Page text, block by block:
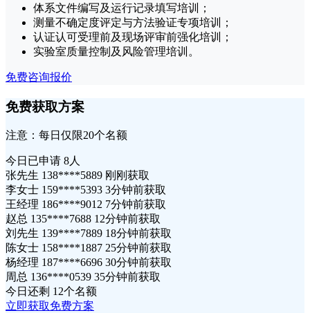
体系文件编写及运行记录填写培训；
测量不确定度评定与方法验证专项培训；
认证认可受理前及现场评审前强化培训；
实验室质量控制及风险管理培训。
免费咨询报价
免费获取方案
注意：每日仅限20个名额
今日已申请 8人
张先生 138****5889 刚刚获取
李女士 159****5393 3分钟前获取
王经理 186****9012 7分钟前获取
赵总 135****7688 12分钟前获取
刘先生 139****7889 18分钟前获取
陈女士 158****1887 25分钟前获取
杨经理 187****6696 30分钟前获取
周总 136****0539 35分钟前获取
今日还剩 12个名额
立即获取免费方案